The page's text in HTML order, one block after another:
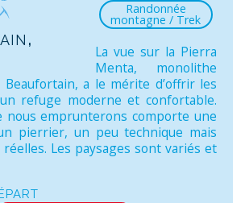
Randonnée
montagne / Trek
La vue sur la Pierra
Menta, monolithe
a le mérite d’offrir les
refuge moderne et confortable.
nous emprunterons comporte une
pierrier, un peu technique mais
Les paysages sont variés et